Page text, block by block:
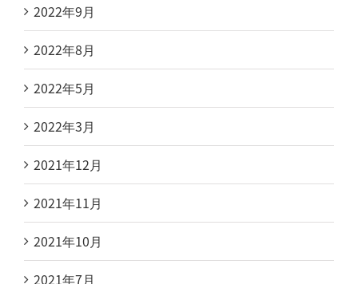
2022年9月
2022年8月
2022年5月
2022年3月
2021年12月
2021年11月
2021年10月
2021年7月